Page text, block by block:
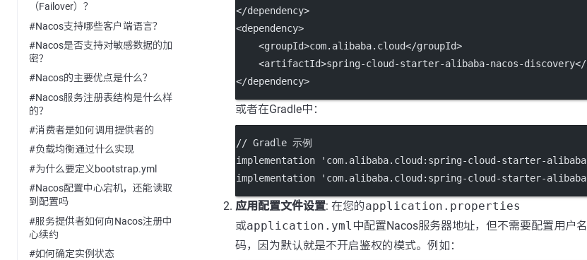
（Failover）？
#Nacos支持哪些客户端语言？
#Nacos是否支持对敏感数据的加
密？
#Nacos的主要优点是什么？
#Nacos服务注册表结构是什么样
的？
#消费者是如何调用提供者的
#负载均衡通过什么实现
#为什么要定义bootstrap.yml
#Nacos配置中心宕机，还能读取
到配置吗
#服务提供者如何向Nacos注册中
心续约
#如何确定实例状态
</dependency>
<dependency>
    <
groupId>com.alibaba.cloud</groupId>
    <
artifactId>spring-cloud-starter-alibaba-nacos-discovery</
</dependency>
或者在Gradle中：
// Gradle 示例
implementation
'com.alibaba.cloud:spring-cloud-starter-
implementation
'com.alibaba.cloud:spring-cloud-starter-
应用配置文件设置: 在您的application.properties
或application.yml 中配置Nacos服务器地址，但不需要配置用户
码，因为默认就是不开启鉴权的模式。例如：